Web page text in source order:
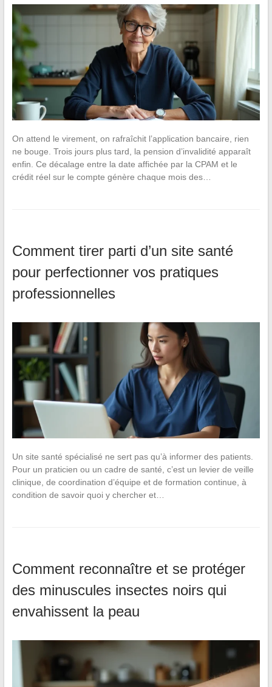
On attend le virement, on rafraîchit l’application bancaire, rien
ne bouge. Trois jours plus tard, la pension d’invalidité apparaît
enfin. Ce décalage entre la date affichée par la CPAM et le
crédit réel sur le compte génère chaque mois des…
Comment tirer parti d’un site santé
pour perfectionner vos pratiques
professionnelles
Un site santé spécialisé ne sert pas qu’à informer des patients.
Pour un praticien ou un cadre de santé, c’est un levier de veille
clinique, de coordination d’équipe et de formation continue, à
condition de savoir quoi y chercher et…
Comment reconnaître et se protéger
des minuscules insectes noirs qui
envahissent la peau